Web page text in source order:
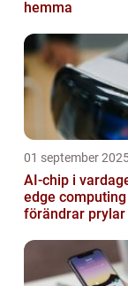
hemma
01 september
AI-chip i
edge computing
förändrar prylar